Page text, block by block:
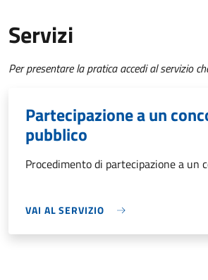
Servizi
Per presentare la pratica accedi al servizio
Partecipazione a un
pubblico
Procedimento di partecipazione a un
VAI AL SERVIZIO